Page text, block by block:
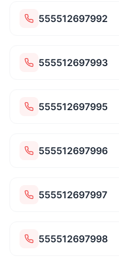
555512697992
555512697993
555512697995
555512697996
555512697997
555512697998